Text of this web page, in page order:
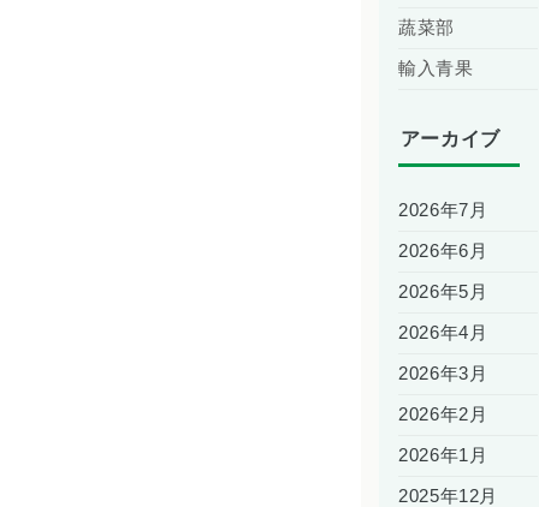
蔬菜部
輸入青果
アーカイブ
2026年7月
2026年6月
2026年5月
2026年4月
2026年3月
2026年2月
2026年1月
2025年12月